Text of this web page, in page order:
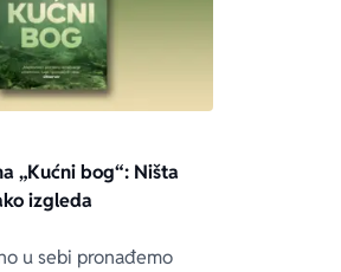
„Kućni bog“: Ništa
izgleda
u sebi pronađemo